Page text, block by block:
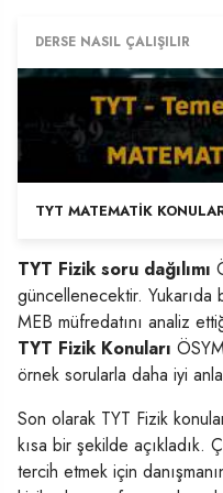
DERSE NASIL ÇALIŞILIR
TYT MATEMATIK
TYT Fizik soru dağılımı
güncellenecektir. Yukarıda
MEB müfredatını analiz
TYT Fizik Konuları
örnek sorularla daha iyi
Son olarak TYT Fizik
kısa bir şekilde açıkladık.
tercih etmek için